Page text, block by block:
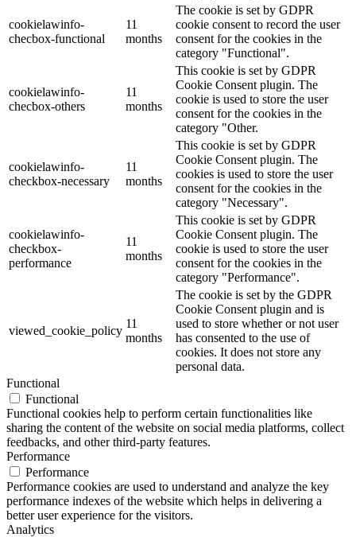
cookielawinfo-
checbox-functional
11
months
The cookie is set by GDPR
cookie consent to record the user
consent for the cookies in the
category "Functional".
cookielawinfo-
checbox-others
11
months
This cookie is set by GDPR
Cookie Consent plugin. The
cookie is used to store the user
consent for the cookies in the
category "Other.
cookielawinfo-
checkbox-necessary
11
months
This cookie is set by GDPR
Cookie Consent plugin. The
cookies is used to store the user
consent for the cookies in the
category "Necessary".
cookielawinfo-
checkbox-
performance
11
months
This cookie is set by GDPR
Cookie Consent plugin. The
cookie is used to store the user
consent for the cookies in the
category "Performance".
viewed_cookie_policy
11
months
The cookie is set by the GDPR
Cookie Consent plugin and is
used to store whether or not user
has consented to the use of
cookies. It does not store any
personal data.
Functional
Functional
Functional cookies help to perform certain functionalities like
sharing the content of the website on social media platforms, collect
feedbacks, and other third-party features.
Performance
Performance
Performance cookies are used to understand and analyze the key
performance indexes of the website which helps in delivering a
better user experience for the visitors.
Analytics